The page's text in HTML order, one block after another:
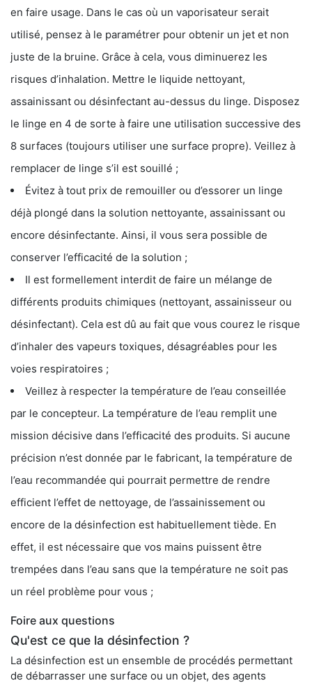
en faire usage. Dans le cas où un vaporisateur serait
utilisé, pensez à le paramétrer pour obtenir un jet et non
juste de la bruine. Grâce à cela, vous diminuerez les
risques d’inhalation. Mettre le liquide nettoyant,
assainissant ou désinfectant au-dessus du linge. Disposez
le linge en 4 de sorte à faire une utilisation successive des
8 surfaces (toujours utiliser une surface propre). Veillez à
remplacer de linge s’il est souillé ;
Évitez à tout prix de remouiller ou d’essorer un linge
déjà plongé dans la solution nettoyante, assainissant ou
encore désinfectante. Ainsi, il vous sera possible de
conserver l’efficacité de la solution ;
Il est formellement interdit de faire un mélange de
différents produits chimiques (nettoyant, assainisseur ou
désinfectant). Cela est dû au fait que vous courez le risque
d’inhaler des vapeurs toxiques, désagréables pour les
voies respiratoires ;
Veillez à respecter la température de l’eau conseillée
par le concepteur. La température de l’eau remplit une
mission décisive dans l’efficacité des produits. Si aucune
précision n’est donnée par le fabricant, la température de
l’eau recommandée qui pourrait permettre de rendre
efficient l’effet de nettoyage, de l’assainissement ou
encore de la désinfection est habituellement tiède. En
effet, il est nécessaire que vos mains puissent être
trempées dans l’eau sans que la température ne soit pas
un réel problème pour vous ;
Foire aux questions
Qu'est ce que la désinfection ?
La désinfection est un ensemble de procédés permettant
de débarrasser une surface ou un objet, des agents